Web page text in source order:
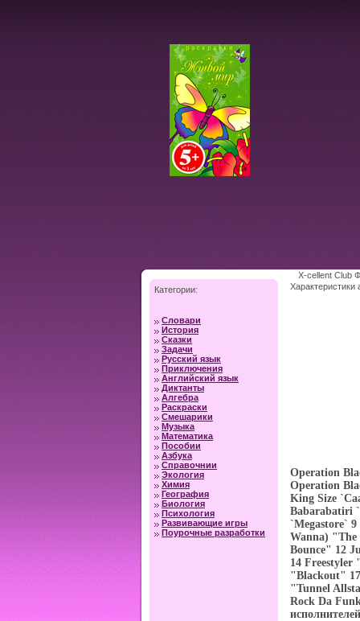
Категории:
Словари
История
Сказки
Задачи
Русский язык
Приключения
Английский язык
Диктанты
Алгебра
Раскраски
Смешарики
Музыка
Математика
Пособии
Азбука
Справочнии
Экология
Химия
География
Биология
Психология
Развивающие игры
Поурочные разработки
X-cellent Club
Operation
Operation
King Size
Babarabatiri
`Megastore`
Wanna) "The
Bounce" 12
14 Freestyler
"Blackout"
"Tunnel
Rock Da